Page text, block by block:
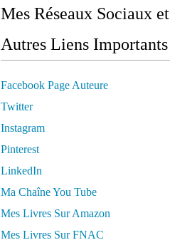
Mes Réseaux Sociaux et
Autres Liens Importants
Facebook Page Auteure
Twitter
Instagram
Pinterest
LinkedIn
Ma Chaîne You Tube
Mes Livres Sur Amazon
Mes Livres Sur FNAC